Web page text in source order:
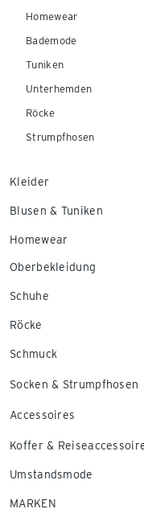
Homewear
Bademode
Tuniken
Unterhemden
Röcke
Strumpfhosen
Kleider
Blusen & Tuniken
Homewear
Oberbekleidung
Schuhe
Röcke
Schmuck
Socken & Strumpfhosen
Accessoires
Koffer &
Umstandsmode
MARKEN